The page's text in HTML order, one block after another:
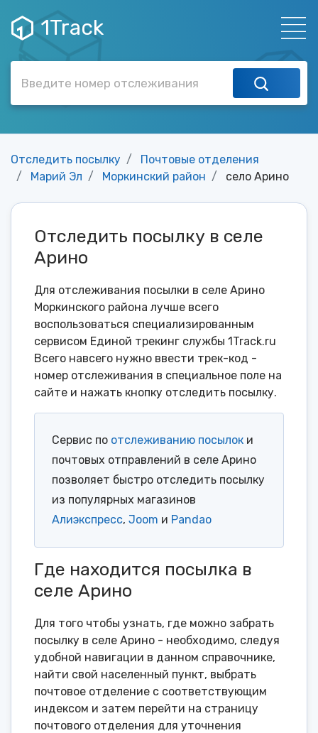
1Track
Отследить посылку
Почтовые отделения
Марий Эл
Моркинский район село Арино
Отследить посылку в селе
Арино
Для отслеживания посылки в селе Арино
Моркинского района лучше всего
воспользоваться специализированным
сервисом Единой трекинг службы 1Track.ru
Всего навсего нужно ввести трек-код -
номер отслеживания в специальное поле на
сайте и нажать кнопку отследить посылку.
Сервис по отслеживанию посылок и
почтовых отправлений в селе Арино
позволяет быстро отследить посылку
из популярных магазинов
Алиэкспресс, Joom и Pandao
Где находится посылка в
селе Арино
Для того чтобы узнать, где можно забрать
посылку в селе Арино - необходимо, следуя
удобной навигации в данном справочнике,
найти свой населенный пункт, выбрать
почтовое отделение с соответствующим
индексом и затем перейти на страницу
почтового отделения для уточнения